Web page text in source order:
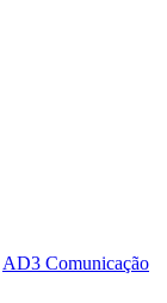
AD3 Comunicação